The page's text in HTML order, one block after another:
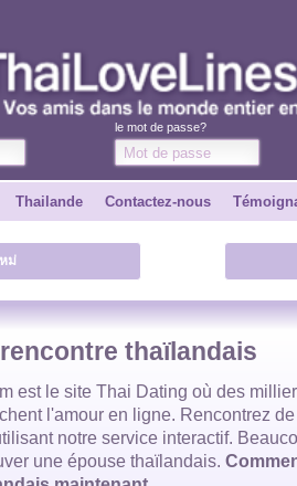
le mot de passe?
Thailande Contactez-nous
ม่
thaïlandais
est le site Thai Dating où des
l'amour en ligne. Rencontrez
notre service interactif.
une épouse thaïlandais.